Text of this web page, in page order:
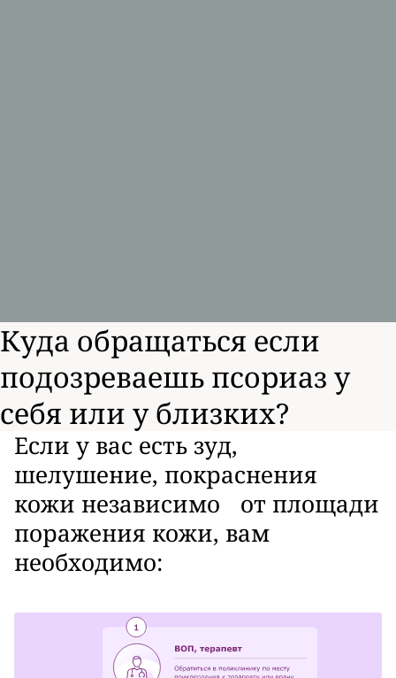
Куда обращаться если
подозреваешь псориаз у
себя или у близких?
Если у вас есть зуд,
шелушение, покраснения
кожи независимо от площади
поражения кожи, вам
необходимо: